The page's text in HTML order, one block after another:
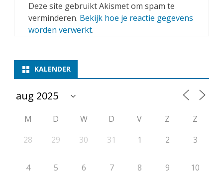
Deze site gebruikt Akismet om spam te
verminderen. Bekijk hoe je reactie gegevens
worden verwerkt.
KALENDER
M D W D V Z
Z
28
29 30 31 1 2 3
4 5 6 7 8 9 10